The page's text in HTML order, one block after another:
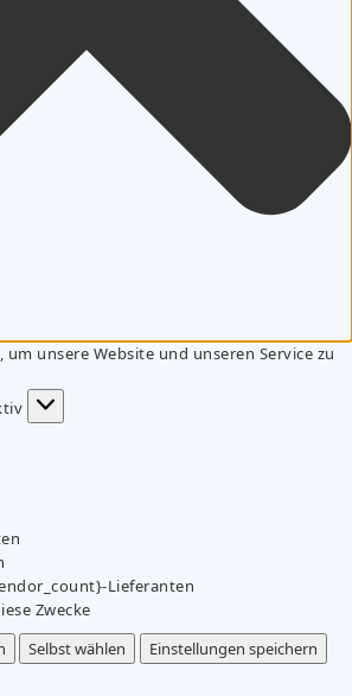
unsere Website und unseren Service zu
Lieferanten
Zwecke
Selbst wählen
Einstellungen speichern